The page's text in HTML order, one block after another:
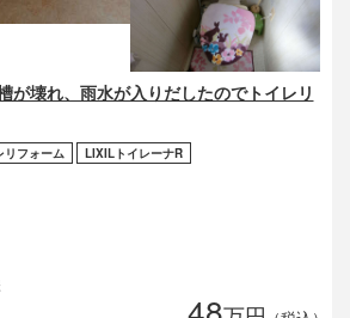
が壊れ、雨水が入りだしたのでトイレリ
リフォーム
LIXILトイレーナR